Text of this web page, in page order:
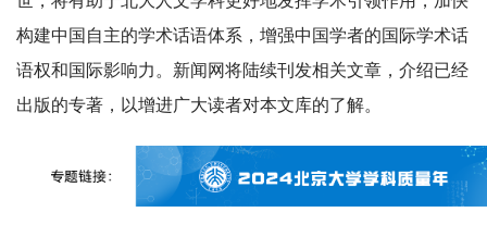
构建中国自主的学术话语体系，增强中国学者的国际学术话
语权和国际影响力。新闻网将陆续刊发相关文章，介绍已经
出版的专著，以增进广大读者对本文库的了解。